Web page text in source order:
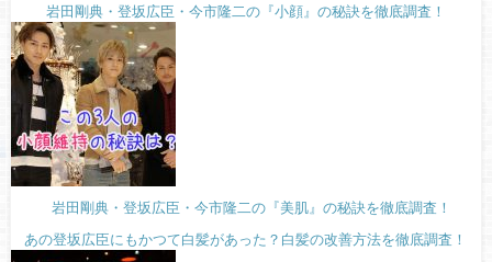
岩田剛典・登坂広臣・今市隆二の『小顔』の秘訣を徹底調査！
岩田剛典・登坂広臣・今市隆二の『美肌』の秘訣を徹底調査！
あの登坂広臣にもかつて白髪があった？白髪の改善方法を徹底調査！